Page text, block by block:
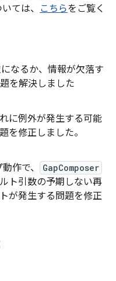
ては、 こちらをご覧く
なるか、情報が欠落す
を解決しました
に例外が発生する可能
を修正しました。
作で、 GapComposer
ト引数の予期しない再
が発生する問題を修正